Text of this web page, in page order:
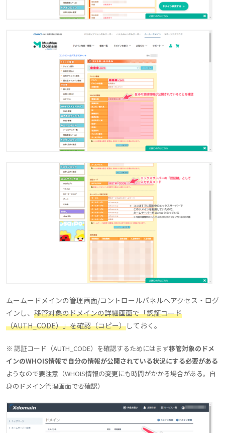
ムームードメインの管理画面/コントロールパネルへアクセス・ログ
インし、 移管対象のドメインの詳細画面で「認証コード
（AUTH_CODE）」を確認（コピー）しておく。
※ 認証コード（AUTH_CODE）を確認するためにはまず移管対象のドメ
インのWHOIS情報で自分の情報が公開されている状況にする必要がある
ようなので要注意（WHOIS情報の変更にも時間がかかる場合がある。自
身のドメイン管理画面で要確認）